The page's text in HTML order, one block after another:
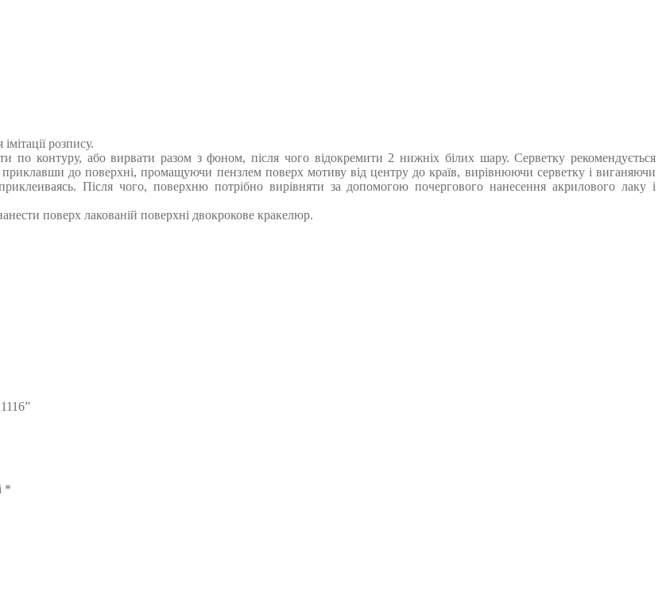
розпису.
по контуру, або вирвати разом з фоном, після чого відокремити 2 нижніх білих шару. Серветку рекомендується
до поверхні, промащуючи пензлем поверх мотиву від центру до країв, вирівнюючи серветку і виганяючи
Після чого, поверхню потрібно вирівняти за допомогою почергового нанесення акрилового лаку і
поверх лакованій поверхні двокрокове кракелюр.
*